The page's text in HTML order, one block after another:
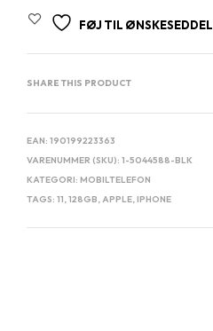
FØJ TIL ØNSKESEDDEL
SHARE THIS PRODUCT
EAN: 190199223363
VARENUMMER (SKU): 1-5044588-BLK
KATEGORI: MOBILTELEFON
TAGS: 11 128GB APPLE IPHONE